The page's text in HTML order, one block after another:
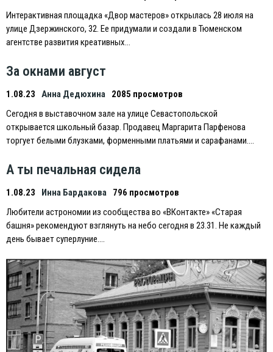
Интерактивная площадка «Двор мастеров» открылась 28 июля на
улице Дзержинского, 32. Eе придумали и создали в Тюменском
агентстве развития креативных…
За окнами август
1.08.23 Анна Дедюхина
2085 просмотров
Сегодня в выставочном зале на улице Севастопольской
открывается школьный базар. Продавец Маргарита Парфенова
торгует белыми блузками, форменными платьями и сарафанами….
А ты печальная сидела
1.08.23 Инна Бардакова
796 просмотров
Любители астрономии из сообщества во «ВКонтакте» «Старая
башня» рекомендуют взглянуть на небо сегодня в 23.31. Не каждый
день бывает суперлуние….